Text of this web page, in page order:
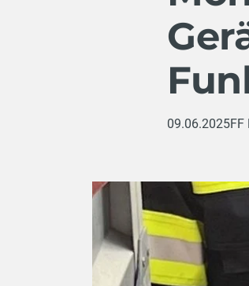
09.06.2025FF